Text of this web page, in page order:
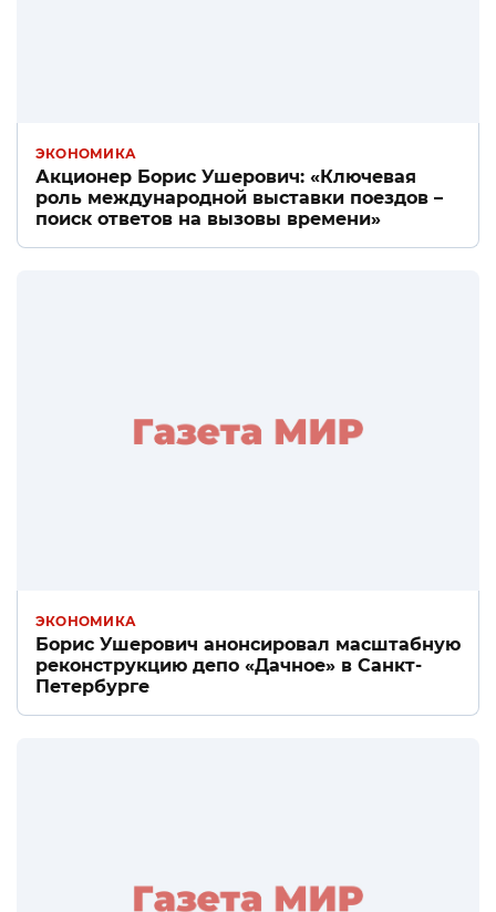
ЭКОНОМИКА
Акционер Борис Ушерович: «Ключевая
роль международной выставки поездов –
поиск ответов на вызовы времени»
ЭКОНОМИКА
Борис Ушерович анонсировал масштабную
реконструкцию депо «Дачное» в Санкт-
Петербурге